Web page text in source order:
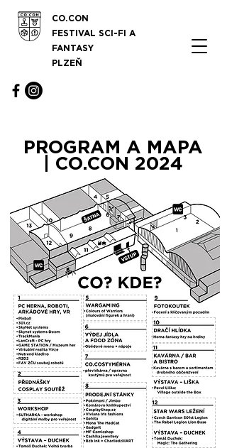
CO.CON
FESTIVAL SCI-FI A
FANTASY
PLZEŇ
PROGRAM A MAPA
| CO.CON 2024